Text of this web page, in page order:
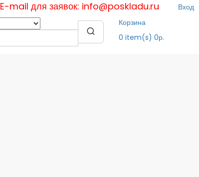
E-mail для заявок: info@poskladu.ru Вход
Корзина
0 item(s) 0р.